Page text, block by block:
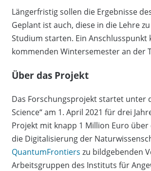
Längerfristig sollen die Ergebnisse
Geplant ist auch, diese in die Lehre
Studium starten. Ein Anschlusspunkt
kommenden Wintersemester an der
Über das Projekt
Das Forschungsprojekt startet unter
Science“ am 1. April 2021 für drei
Projekt mit knapp 1 Million Euro
die Digitalisierung der
QuantumFrontiers zu bildgebenden
Arbeitsgruppen des Instituts für